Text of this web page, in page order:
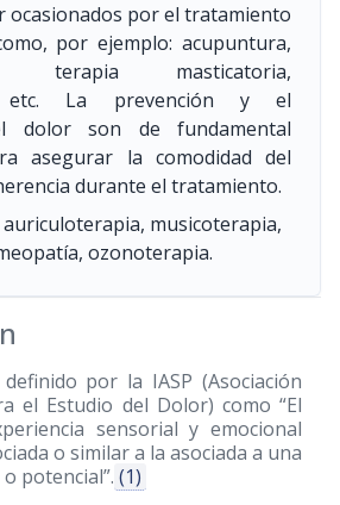
ocasionados por el tratamiento
por ejemplo: acupuntura,
terapia masticatoria,
etc. La prevención y el
dolor son de fundamental
asegurar la comodidad del
durante el tratamiento.
auriculoterapia, musicoterapia,
ozonoterapia.
por la IASP (Asociación
el Estudio del Dolor) como “El
sensorial y emocional
o similar a la asociada a una
potencial”. (1)